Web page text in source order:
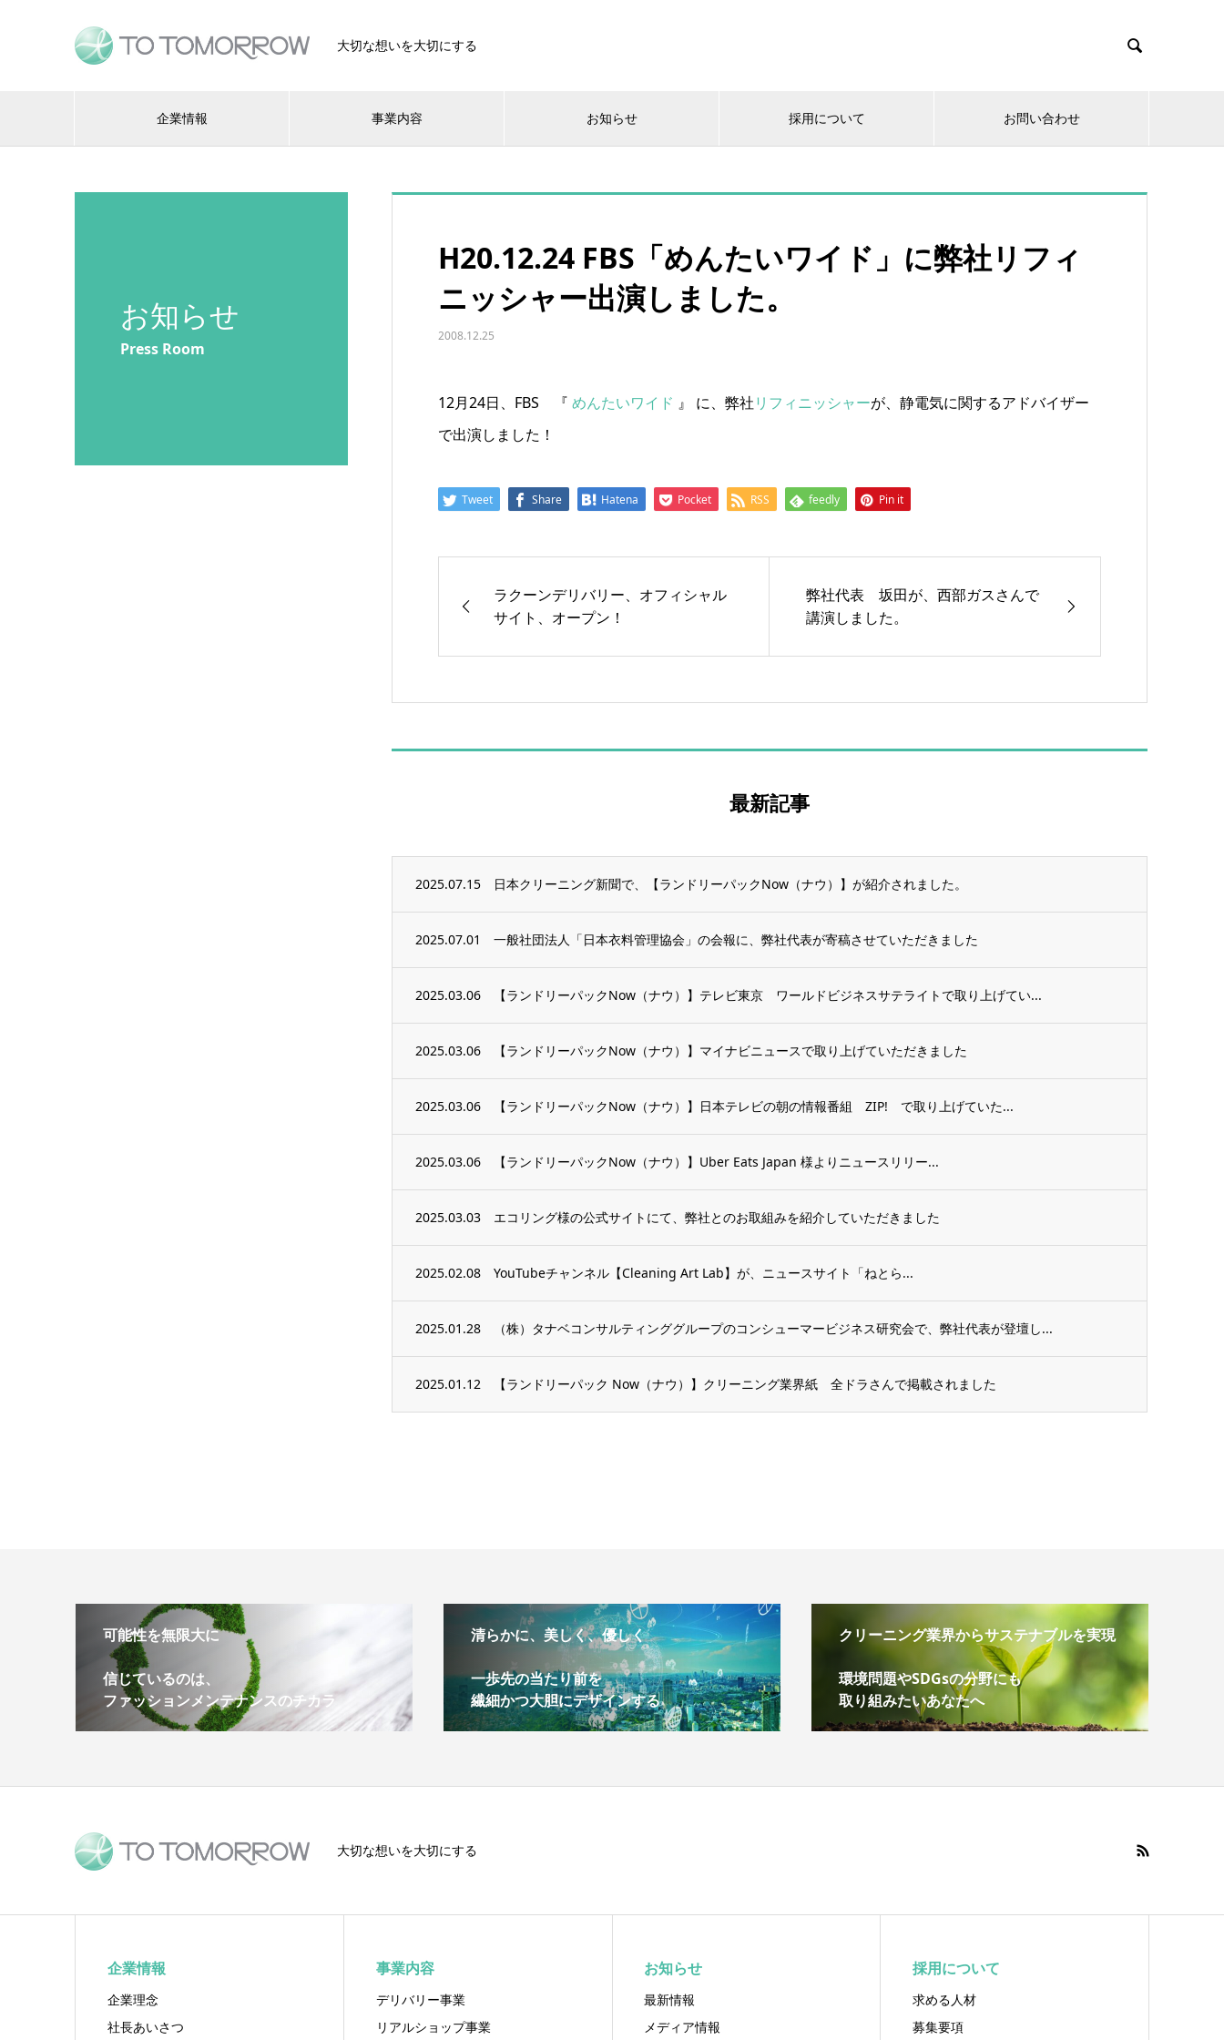
大切な想いを大切にする 
企業情報 事業内容 お知らせ 採用について お問い合わせ
お知らせ
Press Room
H20.12.24 FBS「めんたいワイド」に弊社リフィ
ニッシャー出演しました。
2008.12.25
12月24日、FBS 『 めんたいワイド 』 に、弊社リフィニッシャーが、静電気に関するアドバイザー
で出演しました！
Tweet Share Hatena Pocket RSS feedly Pin it
ラクーンデリバリー、オフィシャル
サイト、オープン！
弊社代表 坂田が、西部ガスさんで
講演しました。
最新記事
2025.07.15 日本クリーニング新聞で、【ランドリーパックNow（ナウ）】が紹介されました。
2025.07.01 一般社団法人「日本衣料管理協会」の会報に、弊社代表が寄稿させていただきました
2025.03.06 【ランドリーパックNow（ナウ）】テレビ東京 ワールドビジネスサテライトで取り上げてい...
2025.03.06 【ランドリーパックNow（ナウ）】マイナビニュースで取り上げていただきました
2025.03.06 【ランドリーパックNow（ナウ）】日本テレビの朝の情報番組 ZIP! で取り上げていた...
2025.03.06 【ランドリーパックNow（ナウ）】Uber Eats Japan 様よりニュースリリー...
2025.03.03 エコリング様の公式サイトにて、弊社とのお取組みを紹介していただきました
2025.02.08 YouTubeチャンネル【Cleaning Art Lab】が、ニュースサイト「ねとら...
2025.01.28 （株）タナベコンサルティンググループのコンシューマービジネス研究会で、弊社代表が登壇し...
2025.01.12 【ランドリーパック Now（ナウ）】クリーニング業界紙 全ドラさんで掲載されました
可能性を無限大に
信じているのは、
ファッションメンテナンスのチカラ
清らかに、美しく、優しく
一歩先の当たり前を
繊細かつ大胆にデザインする
クリーニング業界からサステナブルを実現
環境問題やSDGsの分野にも
取り組みたいあなたへ
大切な想いを大切にする
企業情報
企業理念
社長あいさつ
事業内容
デリバリー事業
リアルショップ事業
お知らせ
最新情報
メディア情報
採用について
求める人材
募集要項